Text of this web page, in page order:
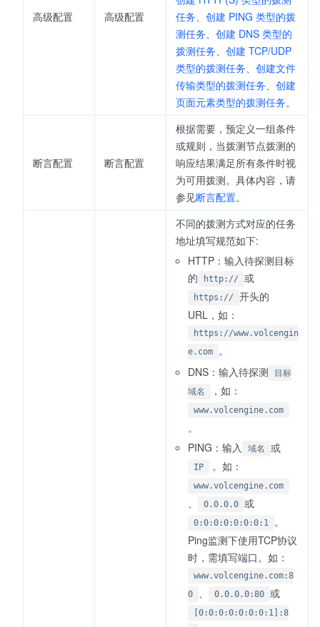
高级配置 高级配置
任务、 创建 PING 类型的拨
测任务、 创建 DNS 类型的
拨测任务、 创建 TCP/UDP
类型的拨测任务、 创建文件
传输类型的拨测任务、 创建
页面元素类型的拨测任务。
断言配置 断言配置
根据需要，预定义一组条件
或规则，当拨测节点拨测的
响应结果满足所有条件时视
为可用拨测。具体内容，请
参见断言配置。
不同的拨测方式对应的任务
地址填写规范如下:
HTTP：输入待探测目标
的
http:// 或
https://
开头的
URL，如：
https://www.volcengin
e.com
。
DNS：输入待探测
目标
域名
，如：
www.volcengine.com
。
PING：输入
域名 或
IP 。如：
www.volcengine.com
、 0.0.0.0 或
0:0:0:0:0:0:0:1
。
Ping监测下使用TCP协议
时，需填写端口。如：
www.volcengine.com:8
0
、 0.0.0.0:80 或
[0:0:0:0:0:0:0:1]:8